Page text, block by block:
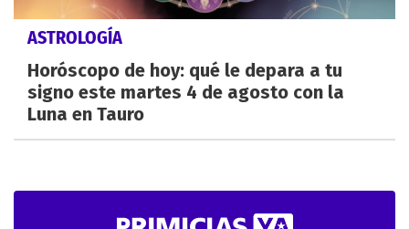
ASTROLOGÍA
Horóscopo de hoy: qué le depara a tu
signo este martes 4 de agosto con la
Luna en Tauro